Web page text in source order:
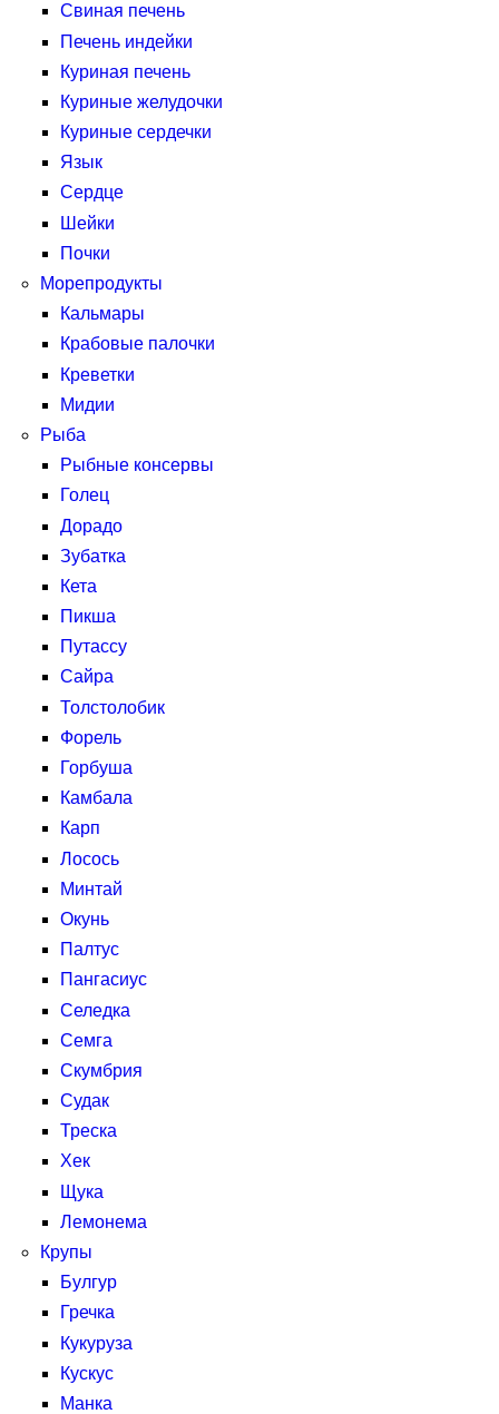
Свиная печень
Печень индейки
Куриная печень
Куриные желудочки
Куриные сердечки
Язык
Сердце
Шейки
Почки
Морепродукты
Кальмары
Крабовые палочки
Креветки
Мидии
Рыба
Рыбные консервы
Голец
Дорадо
Зубатка
Кета
Пикша
Путассу
Сайра
Толстолобик
Форель
Горбуша
Камбала
Карп
Лосось
Минтай
Окунь
Палтус
Пангасиус
Селедка
Семга
Скумбрия
Судак
Треска
Хек
Щука
Лемонема
Крупы
Булгур
Гречка
Кукуруза
Кускус
Манка